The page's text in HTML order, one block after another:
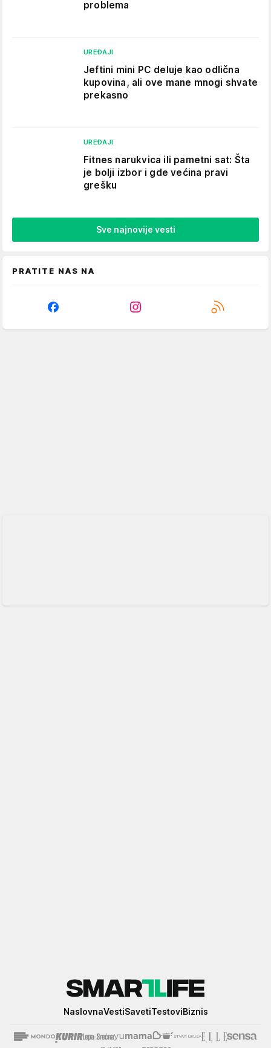
problema
UREĐAJI
Jeftini mini PC deluje kao odlična
kupovina, ali ove mane mnogi shvate
prekasno
UREĐAJI
Fitnes narukvica ili pametni sat: Šta
je bolji izbor i gde većina pravi
grešku
Sve najnovije vesti
PRATITE NAS NA
NaslovnaVestiSavetiTestoviBiznis